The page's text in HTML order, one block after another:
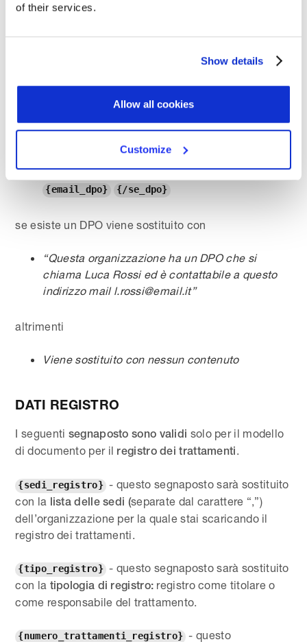
of their services.
Show details
Allow all cookies
Customize
le note inserite in caso di mancata designazione di
scaricando il registro dei trattamenti.
condizionale:
{#se_dpo} Questa organizzazione ha designato
{nome_completo_dpo}{#se_nome_dpo}
contattabile a questo indirizzo mail
{email_dpo} {/se_dpo}
se esiste un DPO viene sostituito con
“Questa organizzazione ha un DPO che si
chiama Luca Rossi ed è contattabile a questo
indirizzo mail l.rossi@email.it”
altrimenti
Viene sostituito con nessun contenuto
DATI REGISTRO
I seguenti segnaposto sono validi solo per il modello
di documento per il registro dei trattamenti.
{sedi_registro} - questo segnaposto sarà sostituito
con la lista delle sedi (separate dal carattere “,”)
dell’organizzazione per la quale stai scaricando il
registro dei trattamenti.
{tipo_registro} - questo segnaposto sarà sostituito
con la tipologia di registro: registro come titolare o
come responsabile del trattamento.
{numero_trattamenti_registro} - questo